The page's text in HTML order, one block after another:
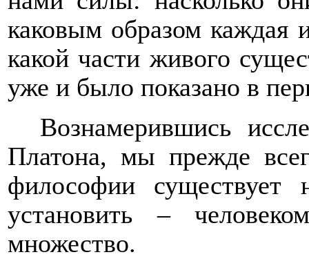
каковым образом каждая
какой части живого
уже и было показано в
Вознамерившись
Платона, мы прежде
философии существует
установить –
множество.